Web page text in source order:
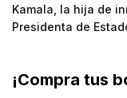
Kamala, la hija de
Presidenta de
¡Compra tus